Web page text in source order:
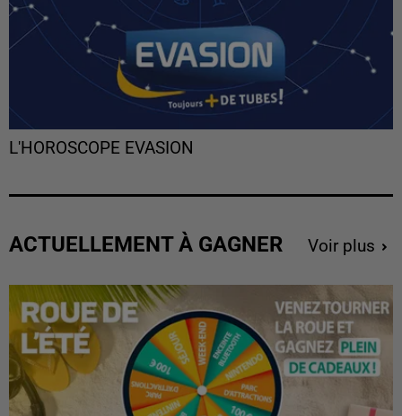
L'HOROSCOPE EVASION
ACTUELLEMENT À GAGNER Voir plus